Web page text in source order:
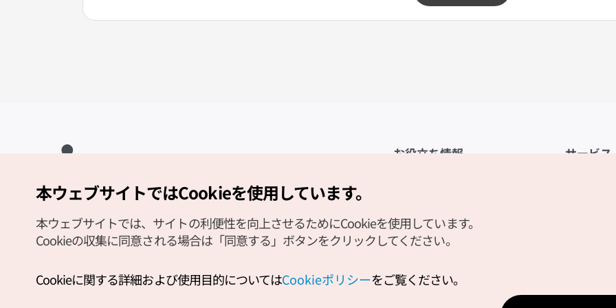
お役立ち情報
観光資料ダウンロード
デジタルブック／電子書籍
Odii
サービス
位置情報
Copyright (c) Korea Tourism Organization All Rights Reserved.
サイトエラー報告
公式メール
本ウェブサイトではCookieを使用しています。
本ウェブサイトでは、サイトの利便性を向上させるためにCookieを使用しています。
Cookieの収集に同意される場合は「同意する」ボタンをクリックしてください。
Cookieに関する詳細および使用目的についてはCookieポリシーをご覧ください。